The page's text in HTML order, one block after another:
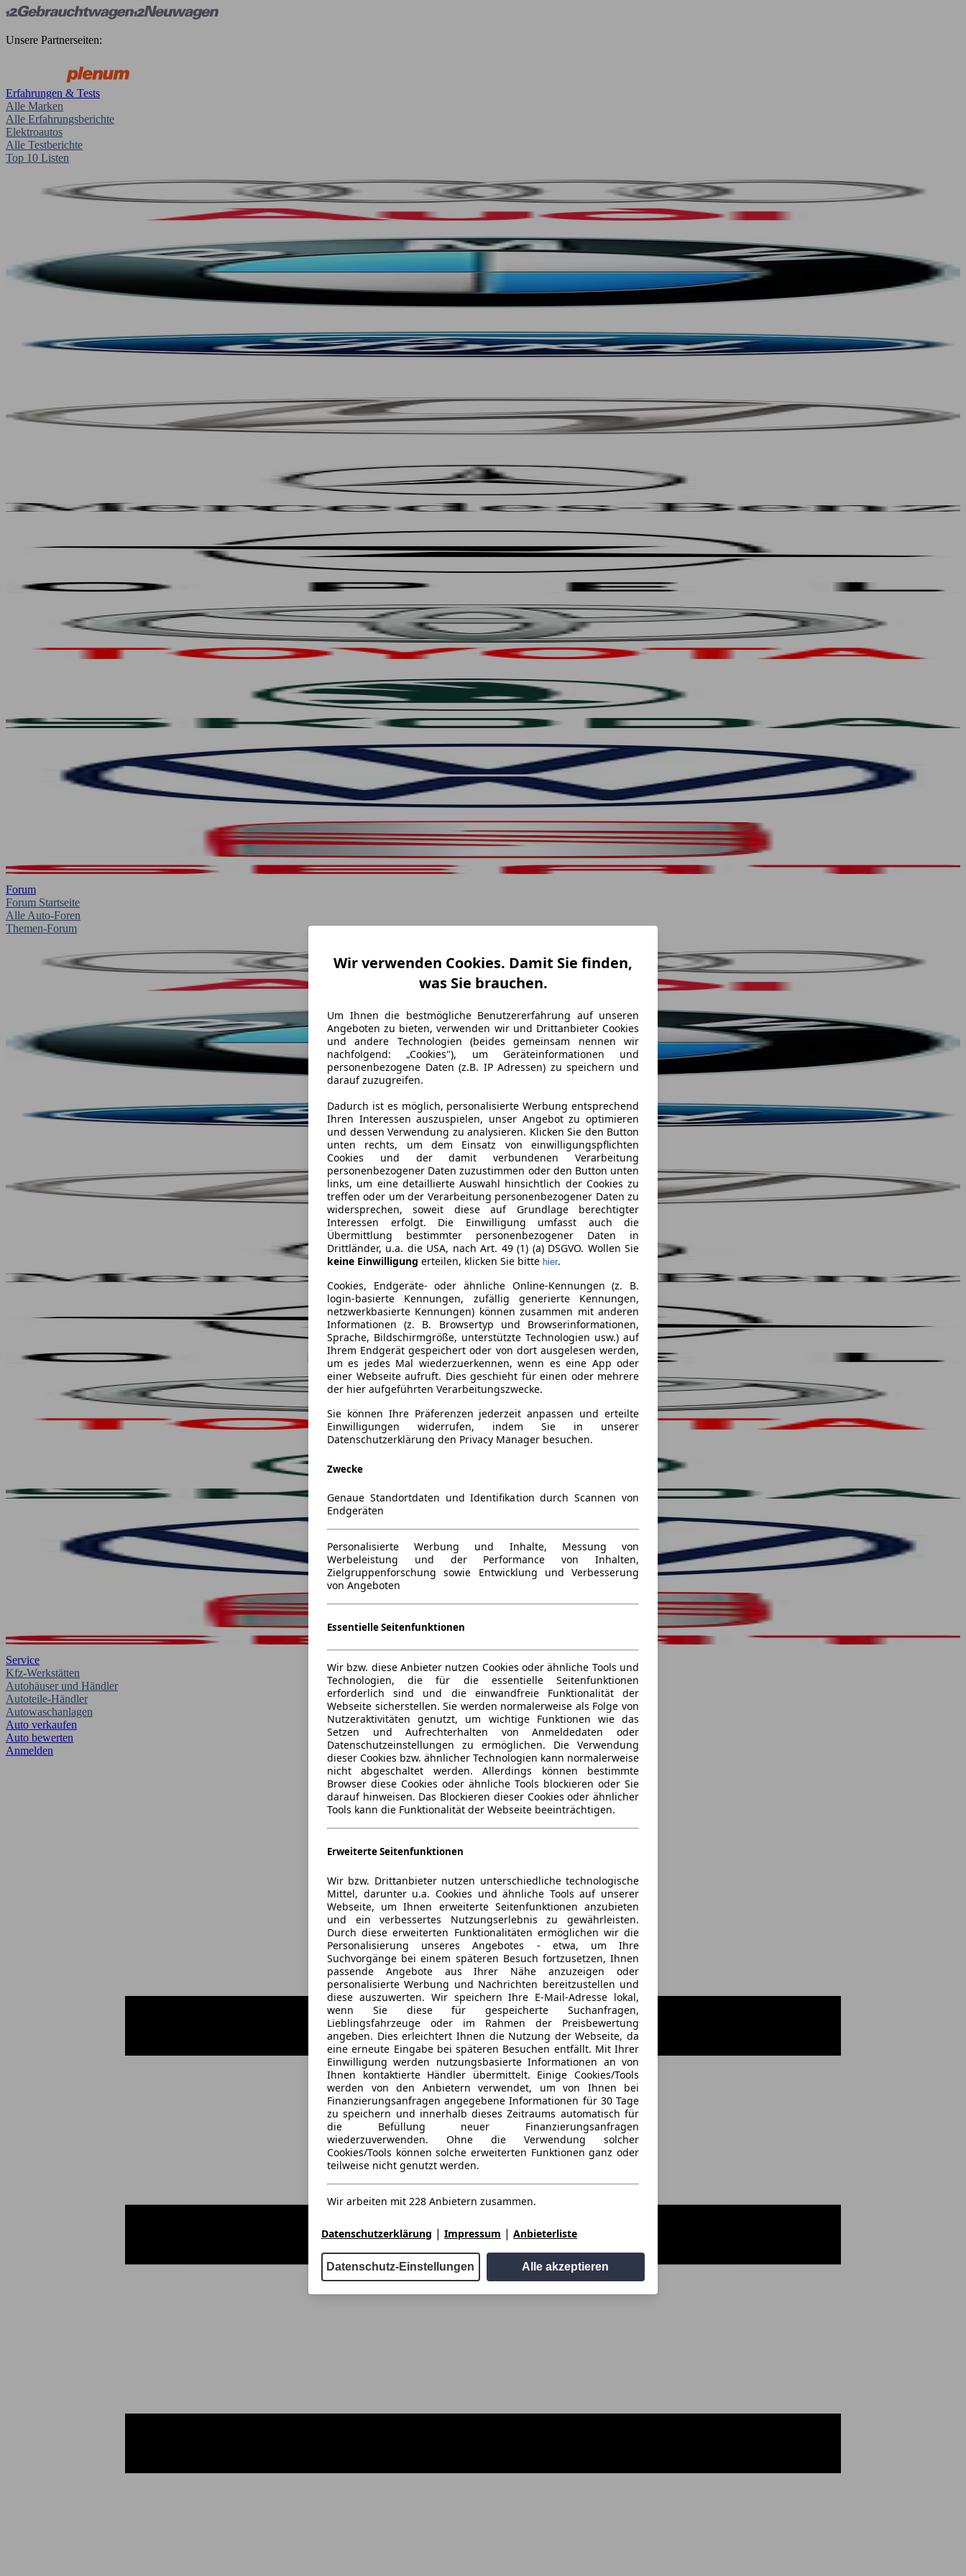
Unsere Partnerseiten:
Erfahrungen & Tests
Alle Marken
Alle Erfahrungsberichte
Elektroautos
Alle Testberichte
Top 10 Listen
Forum
Forum Startseite
Alle Auto-Foren
Themen-Forum
Service
Kfz-Werkstätten
Autohäuser und Händler
Autoteile-Händler
Autowaschanlagen
Auto verkaufen
Auto bewerten
Anmelden
Wir verwenden Cookies. Damit Sie finden,
was Sie brauchen.
Um Ihnen die bestmögliche Benutzererfahrung auf unseren
Angeboten zu bieten, verwenden wir und Drittanbieter Cookies
und andere Technologien (beides gemeinsam nennen wir
nachfolgend: „Cookies"), um Geräteinformationen und
personenbezogene Daten (z.B. IP Adressen) zu speichern und
darauf zuzugreifen.
Dadurch ist es möglich, personalisierte Werbung entsprechend
Ihren Interessen auszuspielen, unser Angebot zu optimieren
und dessen Verwendung zu analysieren. Klicken Sie den Button
unten rechts, um dem Einsatz von einwilligungspflichten
Cookies und der damit verbundenen Verarbeitung
personenbezogener Daten zuzustimmen oder den Button unten
links, um eine detaillierte Auswahl hinsichtlich der Cookies zu
treffen oder um der Verarbeitung personenbezogener Daten zu
widersprechen, soweit diese auf Grundlage berechtigter
Interessen erfolgt. Die Einwilligung umfasst auch die
Übermittlung bestimmter personenbezogener Daten in
Drittländer, u.a. die USA, nach Art. 49 (1) (a) DSGVO. Wollen Sie
keine Einwilligung erteilen, klicken Sie bitte hier.
Cookies, Endgeräte- oder ähnliche Online-Kennungen (z. B.
login-basierte Kennungen, zufällig generierte Kennungen,
netzwerkbasierte Kennungen) können zusammen mit anderen
Informationen (z. B. Browsertyp und Browserinformationen,
Sprache, Bildschirmgröße, unterstützte Technologien usw.) auf
Ihrem Endgerät gespeichert oder von dort ausgelesen werden,
um es jedes Mal wiederzuerkennen, wenn es eine App oder
einer Webseite aufruft. Dies geschieht für einen oder mehrere
der hier aufgeführten Verarbeitungszwecke.
Sie können Ihre Präferenzen jederzeit anpassen und erteilte
Einwilligungen widerrufen, indem Sie in unserer
Datenschutzerklärung den Privacy Manager besuchen.
Zwecke
Genaue Standortdaten und Identifikation durch Scannen von
Endgeräten
Personalisierte Werbung und Inhalte, Messung von
Werbeleistung und der Performance von Inhalten,
Zielgruppenforschung sowie Entwicklung und Verbesserung
von Angeboten
Essentielle Seitenfunktionen
Wir bzw. diese Anbieter nutzen Cookies oder ähnliche Tools und
Technologien, die für die essentielle Seitenfunktionen
erforderlich sind und die einwandfreie Funktionalität der
Webseite sicherstellen. Sie werden normalerweise als Folge von
Nutzeraktivitäten genutzt, um wichtige Funktionen wie das
Setzen und Aufrechterhalten von Anmeldedaten oder
Datenschutzeinstellungen zu ermöglichen. Die Verwendung
dieser Cookies bzw. ähnlicher Technologien kann normalerweise
nicht abgeschaltet werden. Allerdings können bestimmte
Browser diese Cookies oder ähnliche Tools blockieren oder Sie
darauf hinweisen. Das Blockieren dieser Cookies oder ähnlicher
Tools kann die Funktionalität der Webseite beeinträchtigen.
Erweiterte Seitenfunktionen
Wir bzw. Drittanbieter nutzen unterschiedliche technologische
Mittel, darunter u.a. Cookies und ähnliche Tools auf unserer
Webseite, um Ihnen erweiterte Seitenfunktionen anzubieten
und ein verbessertes Nutzungserlebnis zu gewährleisten.
Durch diese erweiterten Funktionalitäten ermöglichen wir die
Personalisierung unseres Angebotes - etwa, um Ihre
Suchvorgänge bei einem späteren Besuch fortzusetzen, Ihnen
passende Angebote aus Ihrer Nähe anzuzeigen oder
personalisierte Werbung und Nachrichten bereitzustellen und
diese auszuwerten. Wir speichern Ihre E-Mail-Adresse lokal,
wenn Sie diese für gespeicherte Suchanfragen,
Lieblingsfahrzeuge oder im Rahmen der Preisbewertung
angeben. Dies erleichtert Ihnen die Nutzung der Webseite, da
eine erneute Eingabe bei späteren Besuchen entfällt. Mit Ihrer
Einwilligung werden nutzungsbasierte Informationen an von
Ihnen kontaktierte Händler übermittelt. Einige Cookies/Tools
werden von den Anbietern verwendet, um von Ihnen bei
Finanzierungsanfragen angegebene Informationen für 30 Tage
zu speichern und innerhalb dieses Zeitraums automatisch für
die Befüllung neuer Finanzierungsanfragen
wiederzuverwenden. Ohne die Verwendung solcher
Cookies/Tools können solche erweiterten Funktionen ganz oder
teilweise nicht genutzt werden.
Wir arbeiten mit 228 Anbietern zusammen.
Datenschutzerklärung | Impressum | Anbieterliste
Datenschutz-Einstellungen Alle akzeptieren